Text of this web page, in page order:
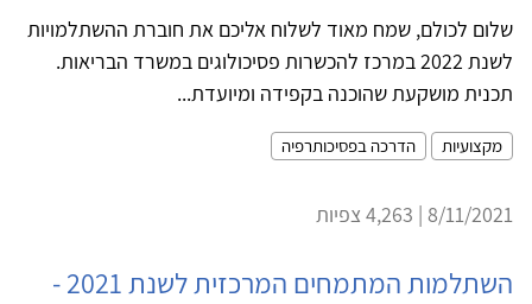
שלום לכולם, שמח מאוד לשלוח אליכם את חוברת ההשתלמויות
לשנת 2022 במרכז להכשרות פסיכולוגים במשרד הבריאות.
תכנית מושקעת שהוכנה בקפידה ומיועדת...
מקצועיות הדרכה בפסיכותרפיה
8/11/2021 | 4,263 צפיות
השתלמות המתמחים המרכזית לשנת 2021 -